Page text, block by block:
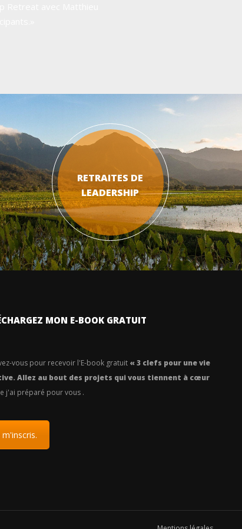
membre du Comex
RETRAITES DE
LEADERSHIP
MON E-BOOK GRATUIT
vous pour recevoir l'E-book gratuit « 3 clefs pour une vie
Allez au bout des projets qui vous tiennent à cœur
j'ai préparé pour vous .
m'inscris.